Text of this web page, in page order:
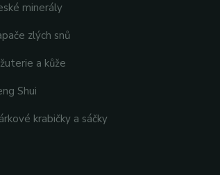
minerály
zlých snů
a kůže
Shui
krabičky a sáčky